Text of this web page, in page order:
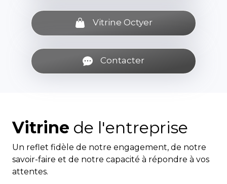
Vitrine Octyer
Contacter
Vitrine de l'entreprise
Un reflet fidèle de notre engagement, de notre
savoir-faire et de notre capacité à répondre à vos
attentes.